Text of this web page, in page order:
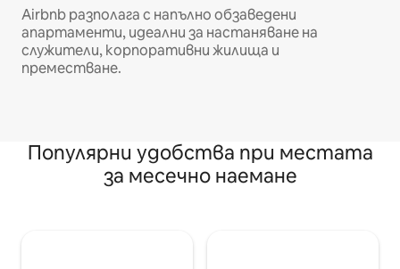
Airbnb разполага с напълно обзаведени
апартаменти, идеални за настаняване на
служители, корпоративни жилища и
преместване.
Популярни удобства при местата
за месечно наемане